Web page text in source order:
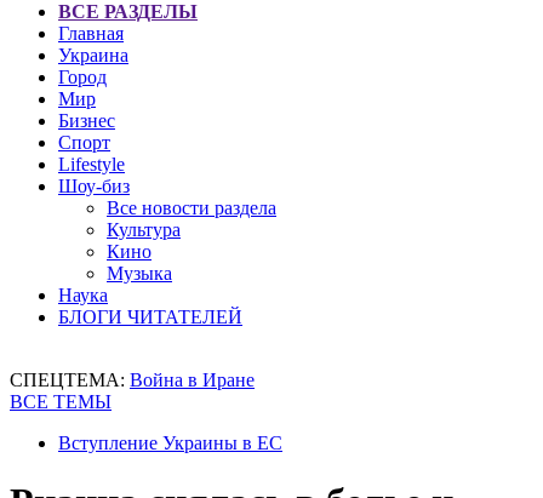
ВСЕ РАЗДЕЛЫ
Главная
Украина
Город
Мир
Бизнес
Спорт
Lifestyle
Шоу-биз
Все новости раздела
Культура
Кино
Музыка
Наука
БЛОГИ ЧИТАТЕЛЕЙ
СПЕЦТЕМА: Война в Иране
ВСЕ ТЕМЫ
Вступление Украины в ЕС